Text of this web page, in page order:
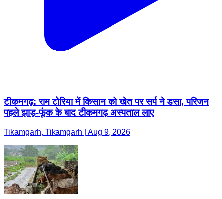
टीकमगढ़: राम टोरिया में किसान को खेत पर सर्प ने डसा, परिजन
पहले झाड़-फूंक के बाद टीकमगढ़ अस्पताल लाए
Tikamgarh, Tikamgarh | Aug 9, 2026